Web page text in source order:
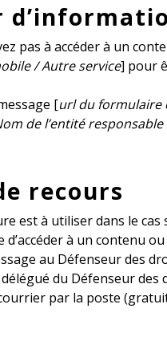
pas à accéder à un
/ Autre service] pour
[url du formulaire
de l’entité
recours
est à utiliser dans le
d’accéder à un contenu
au Défenseur des
délégué du Défenseur
par la poste